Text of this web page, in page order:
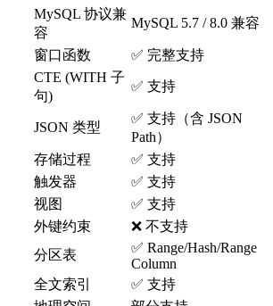
MySQL 协议兼
容
MySQL 5.7 / 8.0 兼容
窗口函数
✅ 完整支持
CTE (WITH 子
句)
✅ 支持
JSON 类型
✅ 支持（含 JSON
Path）
存储过程 ✅ 支持
触发器
✅ 支持
视图
✅ 支持
外键约束
❌ 不支持
分区表
✅ Range/Hash/Range
Column
全文索引
✅ 支持